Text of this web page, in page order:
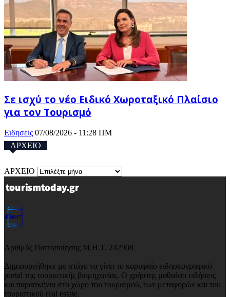
Σε ισχύ το νέο Ειδικό Χωροταξικό Πλαίσιο
για τον Τουρισμό
Ειδησεις 07/08/2026 - 11:28 ΠΜ
ΑΡΧΕΙΟ
ΑΡΧΕΙΟ
Αριθμός Πιστοποίησης Μ.Η.Τ. 242908
Δημιουργήθηκε με στόχο να γίνει το κορυφαίο ειδησεογραφικό
portal της τουριστικής βιομηχανίας. Ο χρήστης μαθαίνει ειδήσεις
και παρασκήνια στο χώρο του τουρισμού, των μεταφορών και του
τουριστικού real estate.